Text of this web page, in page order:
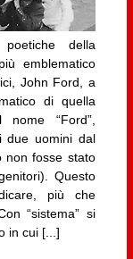
della
emblematico
John Ford, a
di quella
“Ford”,
due uomini dal
non fosse stato
Questo
più che
“sistema” si
in cui [...]